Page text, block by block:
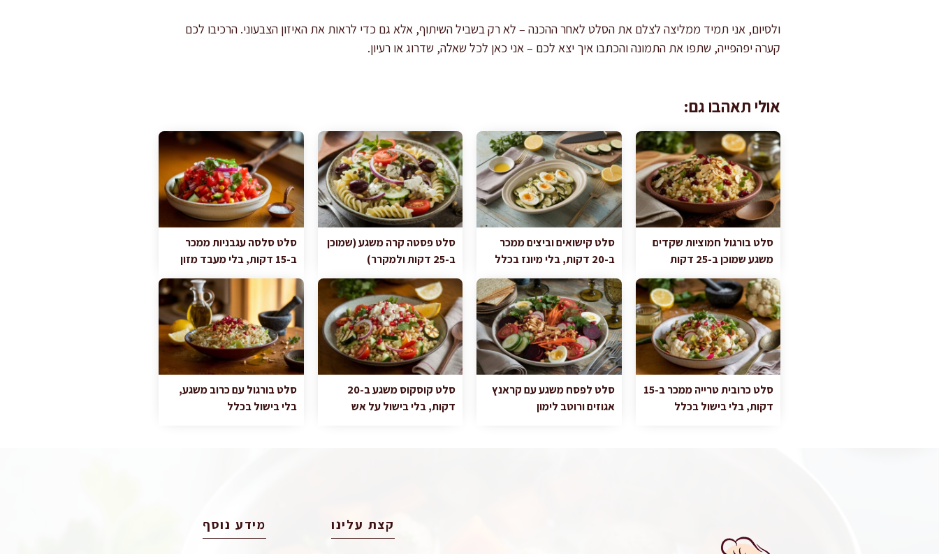
ולסיום, אני תמיד ממליצה לצלם את הסלט לאחר ההכנה – לא רק בשביל השיתוף, אלא גם כדי לראות את האיזון הצבעוני. הרכיבו לכם
קערה יפהפייה, שתפו את התמונה והכתבו איך יצא לכם – אני כאן לכל שאלה, שדרוג או רעיון.
אולי תאהבו גם:
סלט בורגול חמוציות שקדים
משגע שמוכן ב-25 דקות
סלט קישואים וביצים ממכר
ב-20 דקות, בלי מיונז בכלל
סלט פסטה קרה משגע (שמוכן
ב-25 דקות ולמקרר)
סלט סלסה עגבניות ממכר
ב-15 דקות, בלי מעבד מזון
סלט כרובית טרייה ממכר ב-15
דקות, בלי בישול בכלל
סלט לפסח משגע עם קראנץ
אגוזים ורוטב לימון
סלט קוסקוס משגע ב-20
דקות, בלי בישול על אש
סלט בורגול עם כרוב משגע,
בלי בישול בכלל
קצת עלינו מידע נוסף